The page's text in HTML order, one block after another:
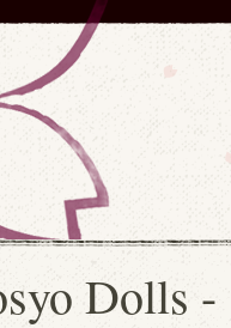
Dolls -